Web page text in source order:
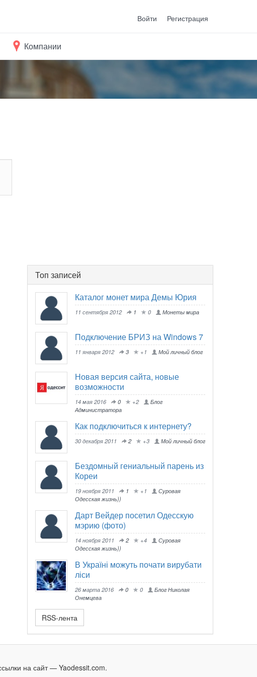
Войти Регистрация
Компании
Топ записей
Каталог монет мира Демы Юрия
11 сентября 2012 1 0 Монеты мира
Подключение БРИЗ на Windows 7
11 января 2012 3 +1 Мой личный блог
Новая версия сайта, новые
возможности
14 мая 2016 0 +2
Блог
Администратора
Как подключиться к интернету?
30 декабря 2011 2 +3 Мой личный блог
Бездомный гениальный парень из
Кореи
19 ноября 2011 1 +1
Суровая
Одесская жизнь))
Дарт Вейдер посетил Одесскую
мэрию (фото)
14 ноября 2011 2 +4
Суровая
Одесская жизнь))
В Україні можуть почати вирубати
ліси
26 марта 2016 0 0
Блог Николая
Онемцева
RSS-лента
на сайт — Yaodessit.com.